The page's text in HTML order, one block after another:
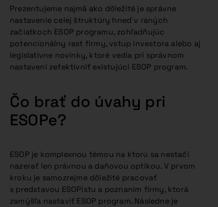
Prezentujeme najmä ako dôležité je správne
nastavenie celej štruktúry hneď v raných
začiatkoch ESOP programu, zohľadňujúc
potencionálny rast firmy, vstup investora alebo aj
legislatívne novinky, ktoré vedia pri správnom
nastavení zefektívniť existujúci ESOP program.
Čo brať do úvahy pri
ESOPe?
ESOP je komplexnou témou na ktorú sa nestačí
nazerať len právnou a daňovou optikou. V prvom
kroku je samozrejme dôležité pracovať
s predstavou ESOPistu a poznaním firmy, ktorá
zamýšľa nastaviť ESOP program. Následne je